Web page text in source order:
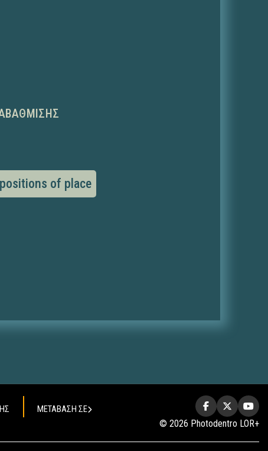
of place
ΜΕΤΑΒΑΣΗ ΣΕ
© 2026 Photodentro LOR+